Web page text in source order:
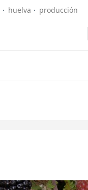
huelva producción